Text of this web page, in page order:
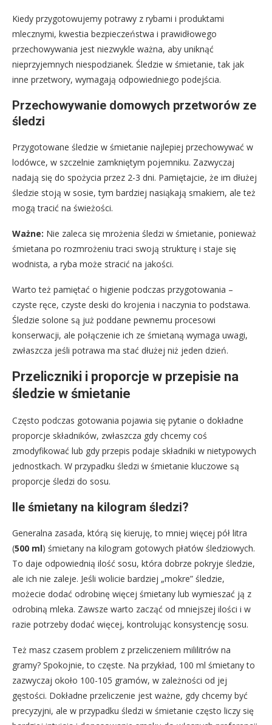
Kiedy przygotowujemy potrawy z rybami i produktami
mlecznymi, kwestia bezpieczeństwa i prawidłowego
przechowywania jest niezwykle ważna, aby uniknąć
nieprzyjemnych niespodzianek. Śledzie w śmietanie, tak jak
inne przetwory, wymagają odpowiedniego podejścia.
Przechowywanie domowych przetworów ze
śledzi
Przygotowane śledzie w śmietanie najlepiej przechowywać w
lodówce, w szczelnie zamkniętym pojemniku. Zazwyczaj
nadają się do spożycia przez 2-3 dni. Pamiętajcie, że im dłużej
śledzie stoją w sosie, tym bardziej nasiąkają smakiem, ale też
mogą tracić na świeżości.
Ważne: Nie zaleca się mrożenia śledzi w śmietanie, ponieważ
śmietana po rozmrożeniu traci swoją strukturę i staje się
wodnista, a ryba może stracić na jakości.
Warto też pamiętać o higienie podczas przygotowania –
czyste ręce, czyste deski do krojenia i naczynia to podstawa.
Śledzie solone są już poddane pewnemu procesowi
konserwacji, ale połączenie ich ze śmietaną wymaga uwagi,
zwłaszcza jeśli potrawa ma stać dłużej niż jeden dzień.
Przeliczniki i proporcje w przepisie na
śledzie w śmietanie
Często podczas gotowania pojawia się pytanie o dokładne
proporcje składników, zwłaszcza gdy chcemy coś
zmodyfikować lub gdy przepis podaje składniki w nietypowych
jednostkach. W przypadku śledzi w śmietanie kluczowe są
proporcje śledzi do sosu.
Ile śmietany na kilogram śledzi?
Generalna zasada, którą się kieruję, to mniej więcej pół litra
(500 ml) śmietany na kilogram gotowych płatów śledziowych.
To daje odpowiednią ilość sosu, która dobrze pokryje śledzie,
ale ich nie zaleje. Jeśli wolicie bardziej „mokre” śledzie,
możecie dodać odrobinę więcej śmietany lub wymieszać ją z
odrobiną mleka. Zawsze warto zacząć od mniejszej ilości i w
razie potrzeby dodać więcej, kontrolując konsystencję sosu.
Też masz czasem problem z przeliczeniem mililitrów na
gramy? Spokojnie, to częste. Na przykład, 100 ml śmietany to
zazwyczaj około 100-105 gramów, w zależności od jej
gęstości. Dokładne przeliczenie jest ważne, gdy chcemy być
precyzyjni, ale w przypadku śledzi w śmietanie często liczy się